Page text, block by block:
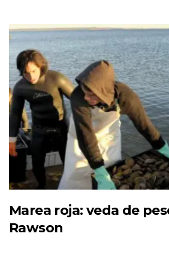
Marea roja: veda de
Rawson